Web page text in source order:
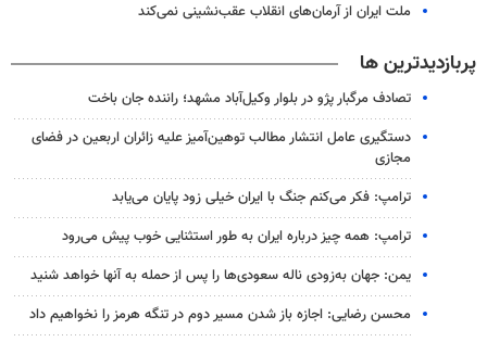
ملت ایران از آرمان‌های انقلاب عقب‌نشینی نمی‌کند
پربازدیدترین ها
تصادف مرگبار پژو در بلوار وکیل‌آباد مشهد؛ راننده جان باخت
دستگیری عامل انتشار مطالب توهین‌آمیز علیه زائران اربعین در فضای
مجازی
ترامپ: فکر می‌کنم جنگ با ایران خیلی زود پایان می‌یابد
ترامپ: همه چیز درباره ایران به طور استثنایی خوب پیش می‌رود
یمن: جهان به‌زودی ناله سعودی‌ها را پس از حمله به آنها خواهد شنید
محسن رضایی: اجازه باز شدن مسیر دوم در تنگه هرمز را نخواهیم داد